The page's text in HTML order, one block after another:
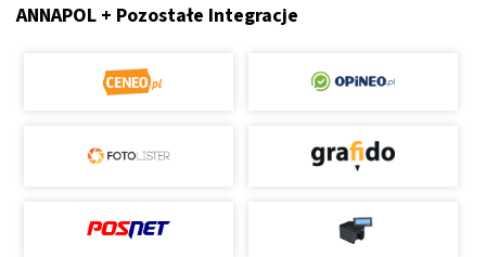
ANNAPOL + Pozostałe Integracje